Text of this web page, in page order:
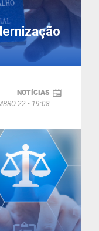
NOTÍCIAS
22
19:08